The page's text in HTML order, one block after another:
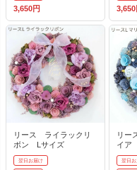
3,650円 3,650
リース ライラックリ
ボン Lサイズ
翌日お届け
リー
イア
翌日お